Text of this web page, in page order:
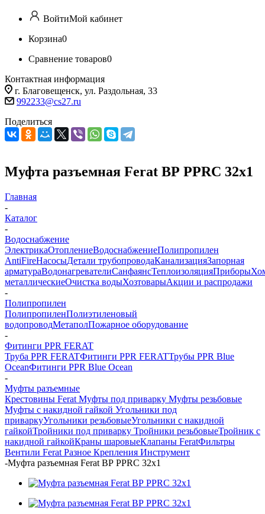
ВойтиМой кабинет
Корзина0
Сравнение товаров0
Контактная информация
г. Благовещенск, ул. Раздольная, 33
992233@cs27.ru
Поделиться
Муфта разъемная Ferat ВР PPRC 32x1
Главная
-
Каталог
-
Водоснабжение
ЭлектрикаОтоплениеВодоснабжениеПолипропилен
AntiFireНасосыДетали трубопроводаКанализацияЗапорная
арматураВодонагревателиСанфаянсТеплоизоляцияПриборы
металлическиеОчистка водыХозтоварыАкции и распродажи
-
Полипропилен
ПолипропиленПолиэтиленовый
водопроводМетаполПожарное оборудование
-
Фитинги PPR FERAT
Труба PPR FERATФитинги PPR FERATТрубы PPR Blue
OceanФитинги PPR Blue Ocean
-
Муфты разъемные
Крестовины Ferat Муфты под приварку Муфты резьбовые
Муфты с накидной гайкой Угольники под
приваркуУгольники резьбовыеУгольники с накидной
гайкойТройники под приварку Тройники резьбовыеТройник с
накидной гайкойКраны шаровыеКлапаны FeratФильтры
Вентили Ferat Разное Крепления Инструмент
-Муфта разъемная Ferat ВР PPRC 32x1